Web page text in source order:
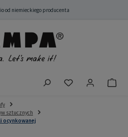
od niemieckiego producenta
Masz 0
sztucznych
ocynkowanej